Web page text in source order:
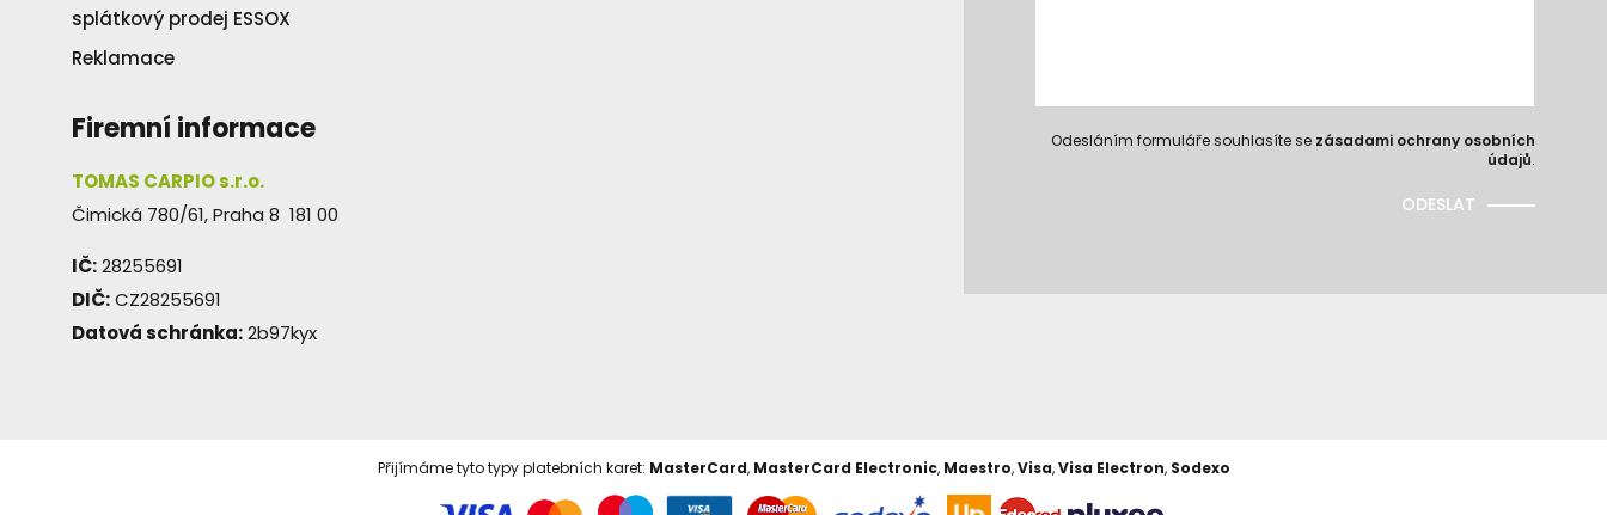
splátkový prodej ESSOX
Reklamace
Firemní informace
TOMAS CARPIO s.r.o.
Čimická 780/61, Praha 8 181 00
IČ:28255691
DIČ:CZ28255691
Datová schránka:2b97kyx
Odesláním formuláře souhlasíte se zásadami ochrany osobních
údajů.
ODESLAT
Přijímáme tyto typy platebních karet: MasterCard, MasterCard Electronic, Maestro,Visa,Visa Electron, Sodexo